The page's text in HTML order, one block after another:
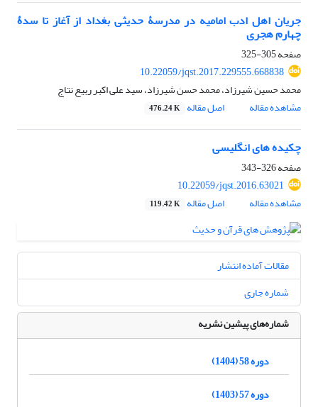
جریان اهل ادب امامیه در مدرسۀ حدیثی بغداد از آغاز تا سدۀ
چهارم هجری
صفحه305-325
10.22059/jqst.2017.229555.668838
محمد حسین شیرزاد، محمد حسن شیرزاد، سید علی اکبر ربیع نتاج
مشاهده مقاله
اصل مقاله 476.24 K
چکیده های انگلیسی
صفحه326-343
10.22059/jqst.2016.63021
مشاهده مقاله
اصل مقاله 119.42 K
مقالات آماده انتشار
شماره جاری
شماره‌های پیشین نشریه
دوره 58 (1404)
دوره 57 (1403)